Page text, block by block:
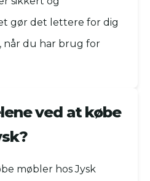
gør det lettere for dig
når du har brug for
ved at købe
møbler hos Jysk